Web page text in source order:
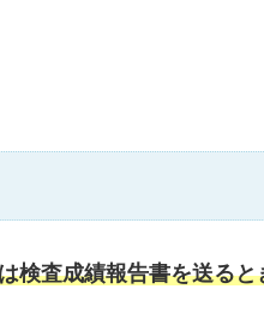
検査成績報告書を送ると